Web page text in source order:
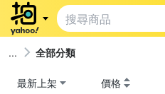
全部分類
最新上架 價格